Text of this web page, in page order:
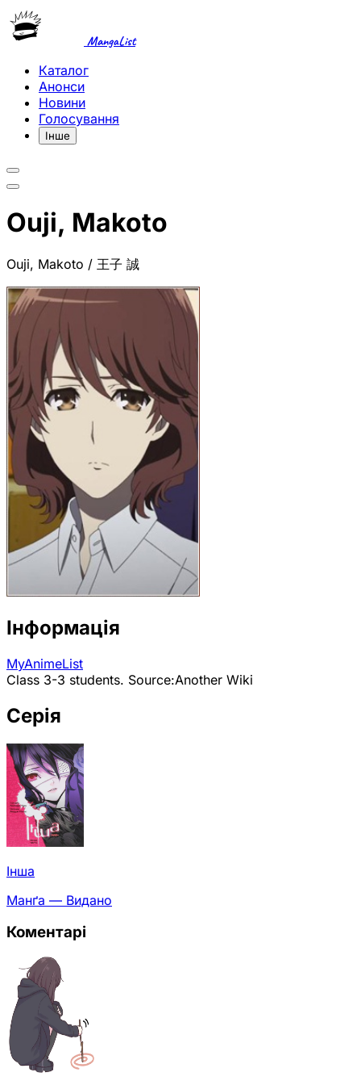
MangaList
Каталог
Анонси
Новини
Голосування
Інше
Ouji, Makoto
Ouji, Makoto / 王子 誠
Інформація
MyAnimeList
Class 3-3 students. Source:Another Wiki
Серія
Інша
Манґа — Видано
Коментарі